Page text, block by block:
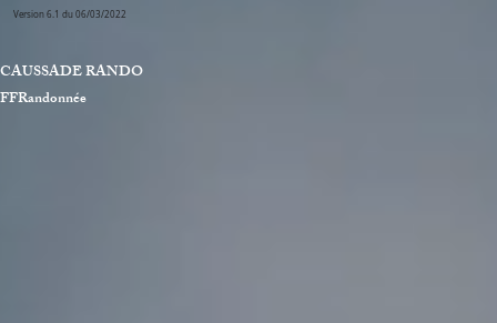
Version 6.1 du 06/03/2022
CAUSSADE RANDO
FFRandonnée